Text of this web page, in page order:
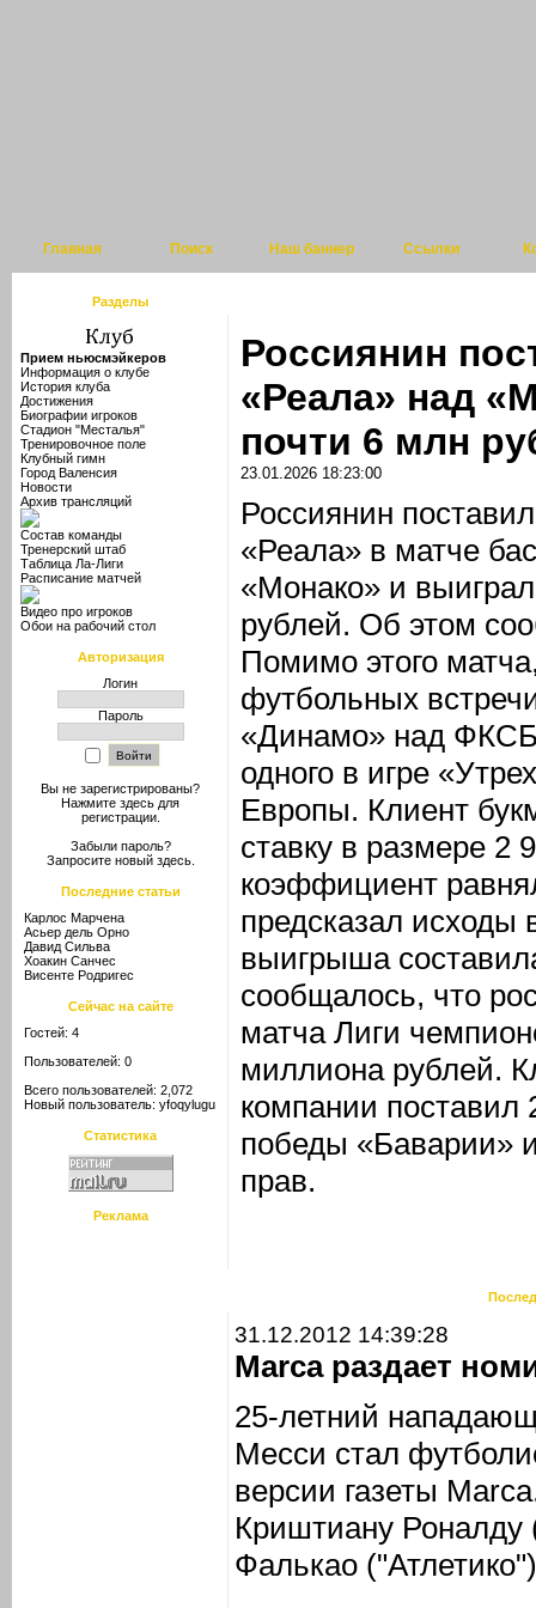
Главная Поиск Наш баннер Ссылки
Разделы
Прием ньюсмэйкеров
Информация о клубе
История клуба
Достижения
Биографии игроков
Стадион "Месталья"
Тренировочное поле
Клубный гимн
Город Валенсия
Новости
Архив трансляций
Состав команды
Тренерский штаб
Таблица Ла-Лиги
Расписание матчей
Видео про игроков
Обои на рабочий стол
Авторизация
Логин
Пароль
Вы не зарегистрированы?
Нажмите здесь для
регистрации.
Забыли пароль?
Запросите новый здесь.
Последние статьи
Карлос Марчена
Асьер дель Орно
Давид Сильва
Хоакин Санчес
Висенте Родригес
Сейчас на сайте
Гостей: 4
Пользователей: 0
Всего пользователей: 2,072
Новый пользователь: yfoqylugu
Статистика
Реклама
Россиянин
«Реала» над
почти 6 млн
23.01.2026 18:23:00
Россиянин
«Реала» в матче
«Монако» и
рублей. Об этом
Помимо этого
футбольных
«Динамо» над
одного в игре
Европы. Клиент
ставку в размере 2
коэффициент
предсказал исходы
выигрыша
сообщалось, что
матча Лиги
миллиона рублей.
компании
победы «Баварии»
прав.
31.12.2012 14:39:28
Marca раздает
25-летний
Месси стал
версии газеты
Криштиану
Фалькао